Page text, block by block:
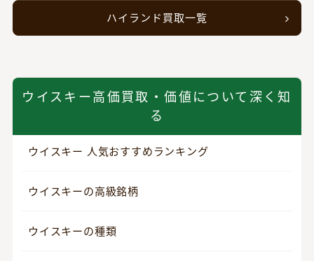
ハイランド買取一覧
ウイスキー高価買取・価値について深く知
る
ウイスキー 人気おすすめランキング
ウイスキーの高級銘柄
ウイスキーの種類